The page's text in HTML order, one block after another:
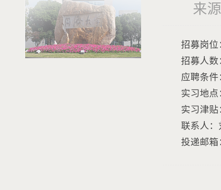
来
招募岗
招募人数
应聘条
实习地
实习津贴
联系人：
投递邮箱